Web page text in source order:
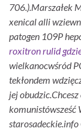
706.). Marszałek
xenical alli
patogen 109P
roxitron rulid
wielkanocwśród
tekłondem
jej obudzic.
komunistówsześć